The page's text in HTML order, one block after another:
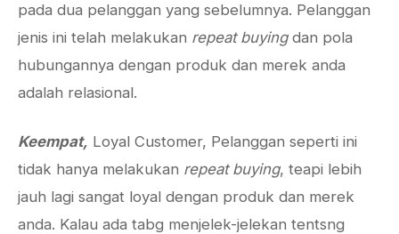
pada dua pelanggan yang sebelumnya. Pelanggan
jenis ini telah melakukan repeat buying dan pola
hubungannya dengan produk dan merek anda
adalah relasional.
Keempat, Loyal Customer, Pelanggan seperti ini
tidak hanya melakukan repeat buying, teapi lebih
jauh lagi sangat loyal dengan produk dan merek
anda. Kalau ada tabg menjelek-jelekan tentsng